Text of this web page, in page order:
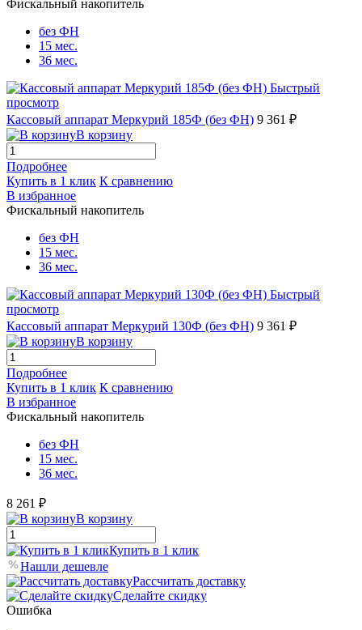
Фискальный накопитель
без ФН
15 мес.
36 мес.
Быстрый
просмотр
Кассовый аппарат Меркурий 185Ф (без ФН) 9 361 ₽
В корзину
Подробнее
Купить в 1 клик К сравнению
В избранное
Фискальный накопитель
без ФН
15 мес.
36 мес.
Быстрый
просмотр
Кассовый аппарат Меркурий 130Ф (без ФН) 9 361 ₽
В корзину
Подробнее
Купить в 1 клик К сравнению
В избранное
Фискальный накопитель
без ФН
15 мес.
36 мес.
8 261 ₽
В корзину
Купить в 1 клик
Нашли дешевле
Рассчитать доставку
Сделайте скидку
Ошибка